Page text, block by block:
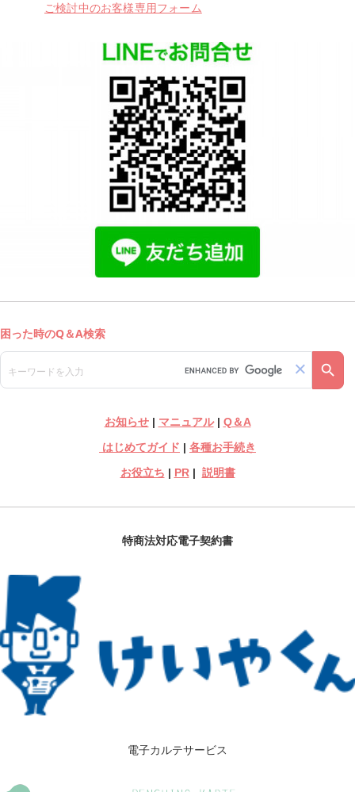
ご検討中のお客様専用フォーム
お知らせ| マニュアル| Q＆A
はじめてガイド | 各種お手続き
お役立ち | PR| 説明書
特商法対応電子契約書
電子カルテサービス